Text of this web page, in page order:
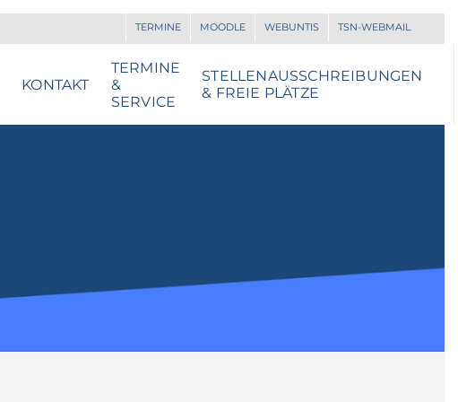
TERMINE MOODLE WEBUNTIS TSN-WEBMAIL
KONTAKT
TERMINE
&
SERVICE
STELLENAUSSCHREIBUNGEN
& FREIE PLÄTZE